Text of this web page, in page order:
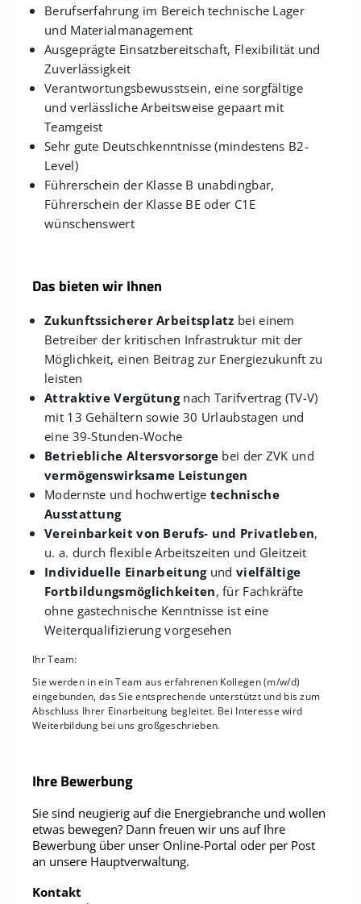
Berufserfahrung im Bereich technische Lager
und Materialmanagement
Ausgeprägte Einsatzbereitschaft, Flexibilität und
Zuverlässigkeit
Verantwortungsbewusstsein, eine sorgfältige
und verlässliche Arbeitsweise gepaart mit
Teamgeist
Sehr gute Deutschkenntnisse (mindestens B2-
Level)
Führerschein der Klasse B unabdingbar,
Führerschein der Klasse BE oder C1E
wünschenswert
Das bieten wir Ihnen
Zukunftssicherer Arbeitsplatz bei einem
Betreiber der kritischen Infrastruktur mit der
Möglichkeit, einen Beitrag zur Energiezukunft zu
leisten
Attraktive Vergütungnach Tarifvertrag (TV-V)
mit 13 Gehältern sowie 30 Urlaubstagen und
eine 39-Stunden-Woche
Betriebliche Altersvorsorge bei der ZVK und
vermögenswirksame Leistungen
Modernste und hochwertige technische
Ausstattung
Vereinbarkeit von Berufs- und Privatleben,
u. a. durch flexible Arbeitszeiten und Gleitzeit
Individuelle Einarbeitungund vielfältige
Fortbildungsmöglichkeiten, für Fachkräfte
ohne gastechnische Kenntnisse ist eine
Weiterqualifizierung vorgesehen
Ihr Team:
Sie werden in ein Team aus erfahrenen Kollegen (m/w/d)
eingebunden, das Sie entsprechende unterstützt und bis zum
Abschluss Ihrer Einarbeitung begleitet. Bei Interesse wird
Weiterbildung bei uns großgeschrieben.
Ihre Bewerbung
Sie sind neugierig auf die Energiebranche und wollen
etwas bewegen? Dann freuen wir uns auf Ihre
Bewerbung über unser Online-Portal oder per Post
an unsere Hauptverwaltung.
Kontakt